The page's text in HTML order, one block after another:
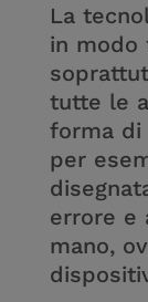
La
in modo
tutte le
forma di
per
errore e
mano,